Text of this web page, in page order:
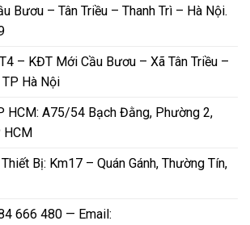
Bươu – Tân Triều – Thanh Trì – Hà Nội.
– KĐT Mới Cầu Bươu – Xã Tân Triều –
TP Hà Nội
HCM: A75/54 Bạch Đằng, Phường 2,
HCM
Bị: Km17 – Quán Gánh, Thường Tín,
666 480 — Email: